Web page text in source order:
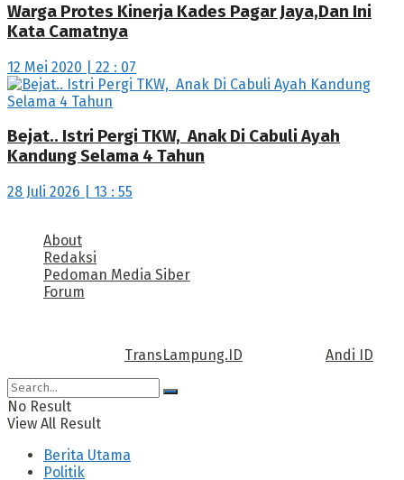
Warga Protes Kinerja Kades Pagar Jaya,Dan Ini
Kata Camatnya
12 Mei 2020 | 22 : 07
Bejat.. Istri Pergi TKW, Anak Di Cabuli Ayah
Kandung Selama 4 Tahun
28 Juli 2026 | 13 : 55
About
Redaksi
Pedoman Media Siber
Forum
TransLampung.ID Andi ID
No Result
View All Result
Berita Utama
Politik